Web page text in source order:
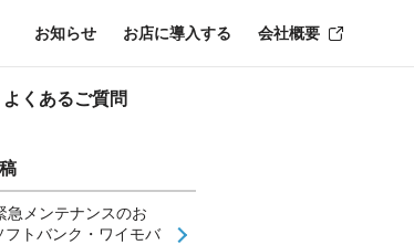
よくあるご質問
お知らせ お店に導入する 会社概要
急メンテナンスのお
フトバンク・ワイモバ